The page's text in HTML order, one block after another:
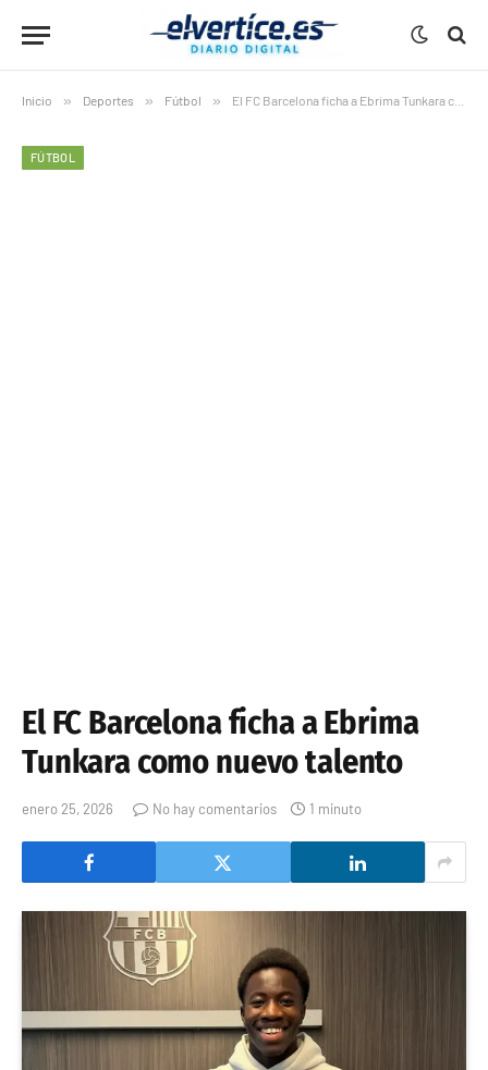
Inicio » Deportes » Fútbol » El FC Barcelona ficha a Ebrima Tunkara como nuevo talento
FÚTBOL
El FC Barcelona ficha a Ebrima
Tunkara como nuevo talento
enero 25, 2026 No hay comentarios 1 minuto